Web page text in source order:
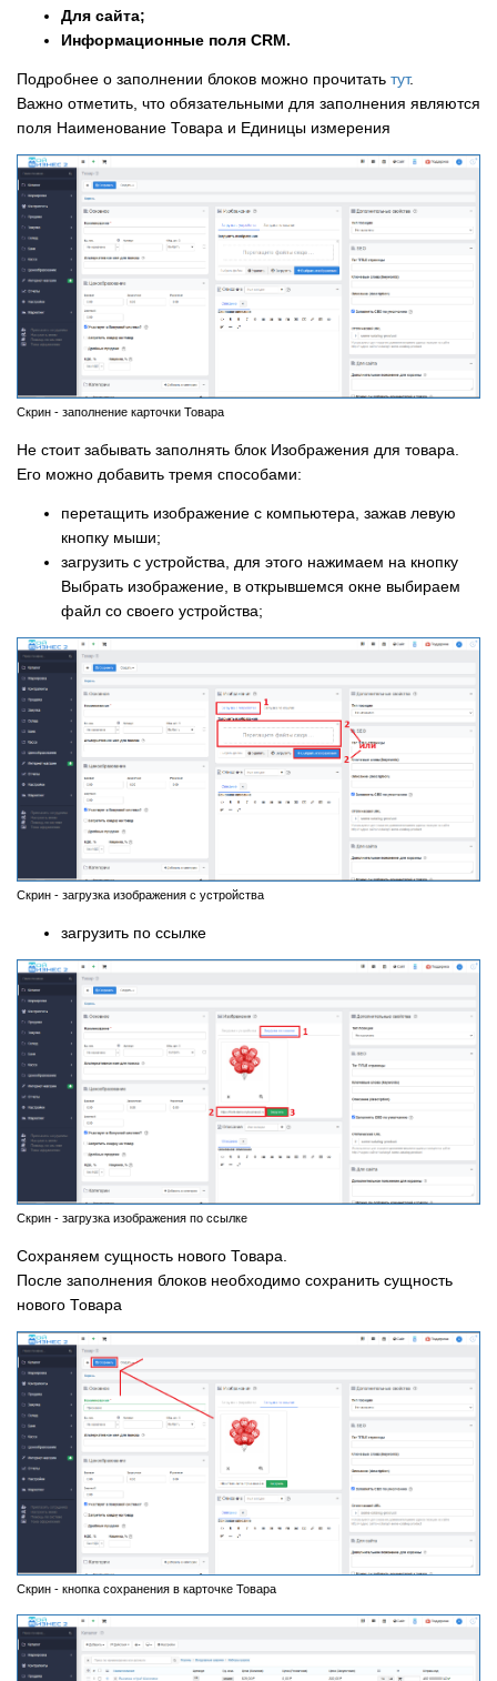
Для сайта;
Информационные поля CRM.
Подробнее о заполнении блоков можно прочитать тут.
Важно отметить, что обязательными для заполнения являются
поля Наименование Товара и Единицы измерения
Скрин - заполнение карточки Товара
Не стоит забывать заполнять блок Изображения для товара.
Его можно добавить тремя способами:
перетащить изображение с компьютера, зажав левую
кнопку мыши;
загрузить с устройства, для этого нажимаем на кнопку
Выбрать изображение, в открывшемся окне выбираем
файл со своего устройства;
Скрин - загрузка изображения с устройства
загрузить по ссылке
Скрин - загрузка изображения по ссылке
Сохраняем сущность нового Товара.
После заполнения блоков необходимо сохранить сущность
нового Товара
Скрин - кнопка сохранения в карточке Товара